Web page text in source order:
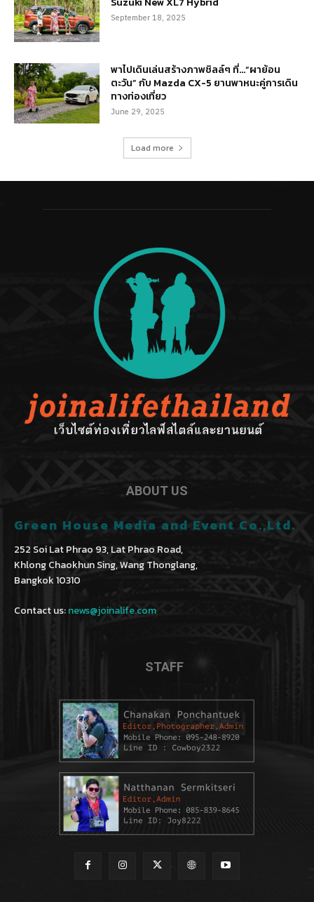
September 18, 2025
พาไปเดินเล่นสร้างภาพชิลล์ๆ ที่…“ผาย้อน
ตะวัน” กับ Mazda CX-5 ยานพาหนะคู่การเดิน
ทางท่องเที่ยว
June 29, 2025
Load more
ABOUT US
Green House Media and Event Co.,Ltd.
252 Soi Lat Phrao 93, Lat Phrao Road,
Khlong Chaokhun Sing, Wang Thonglang,
Bangkok 10310
Contact us:news@joinalife.com
STAFF